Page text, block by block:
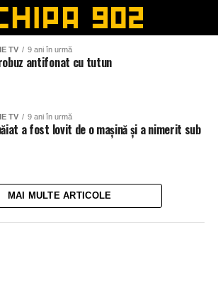
TV 9 ani în urmă
antifonat cu tutun
TV 9 ani în urmă
a fost lovit de o mașină și a nimerit sub
MAI MULTE ARTICOLE